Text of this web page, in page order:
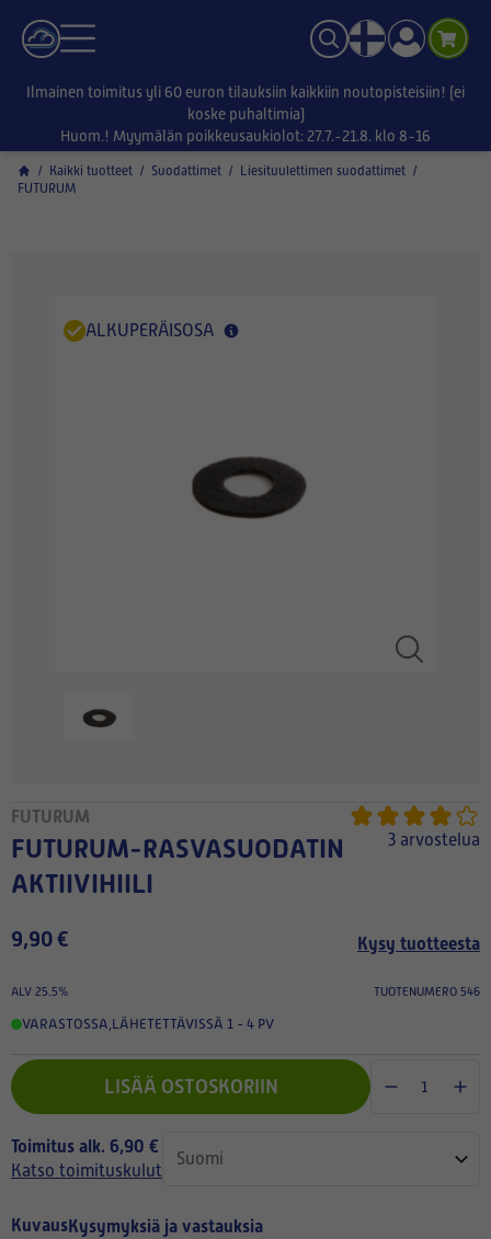
Ilmainen toimitus yli 60 euron tilauksiin kaikkiin noutopisteisiin! (ei
koske puhaltimia)
Huom.! Myymälän poikkeusaukiolot: 27.7.-21.8. klo 8-16
/ Kaikki tuotteet / Suodattimet / Liesituulettimen suodattimet /
FUTURUM
ALKUPERÄISOSA
FUTURUM
FUTURUM-RASVASUODATIN
AKTIIVIHIILI
3 arvostelua
9,90 € Kysy tuotteesta
ALV 25.5% TUOTENUMERO 546
VARASTOSSA LÄHETETTÄVISSÄ 1 - 4 PV
LISÄÄ OSTOSKORIIN
Toimitus alk. 6,90 €
Katso toimituskulut
KuvausKysymyksiä ja vastauksia